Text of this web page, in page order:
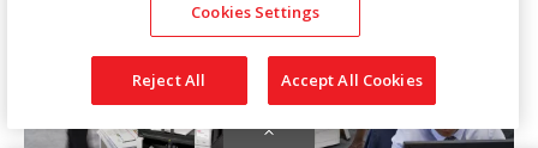
Cookies Settings
Reject All Accept All Cookies